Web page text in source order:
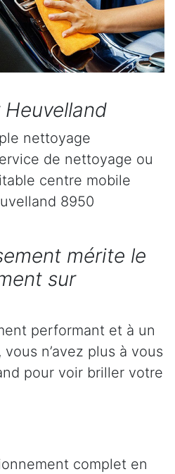
nettoyage
de nettoyage ou
centre mobile
8950
mérite le
sur
performant et à un
n’avez plus à vous
pour voir briller votre
complet en